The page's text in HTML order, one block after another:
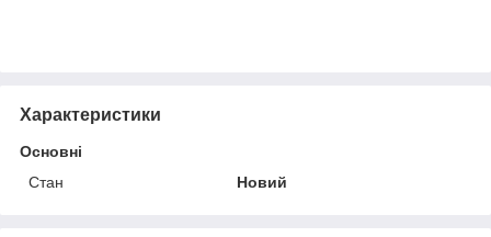
Характеристики
Основні
Стан
Новий